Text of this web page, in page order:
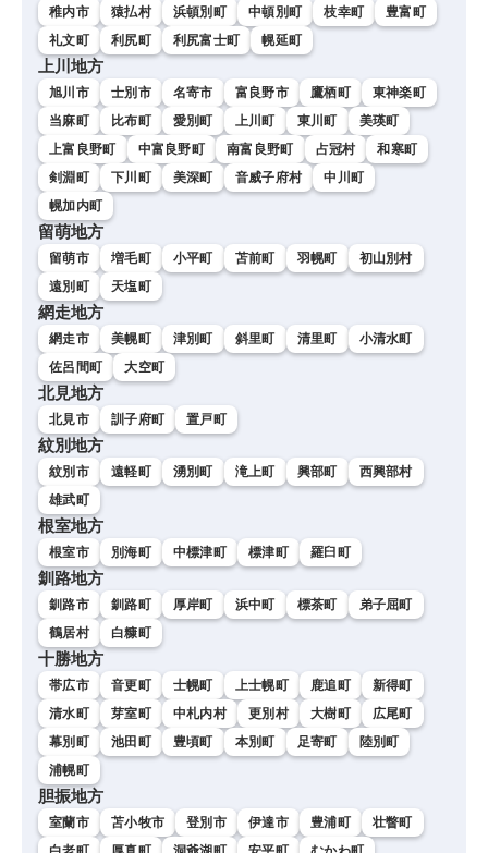
稚内市 猿払村 浜頓別町 中頓別町 枝幸町
豊富町
礼文町
利尻町 利尻富士町 幌延町
上川地方
旭川市 士別市 名寄市 富良野市 鷹栖町
東神楽町
当麻町
比布町 愛別町 上川町 東川町
美瑛町
上富良野町
中富良野町 南富良野町 占冠村
和寒町
剣淵町
下川町 美深町 音威子府村
中川町
幌加内町
留萌地方
留萌市 増毛町 小平町 苫前町 羽幌町
初山別村
遠別町
天塩町
網走地方
網走市 美幌町 津別町 斜里町 清里町
小清水町
佐呂間町
大空町
北見地方
北見市 訓子府町 置戸町
紋別地方
紋別市 遠軽町 湧別町 滝上町 興部町
西興部村
雄武町
根室地方
根室市 別海町 中標津町 標津町 羅臼町
釧路地方
釧路市 釧路町 厚岸町 浜中町 標茶町
弟子屈町
鶴居村
白糠町
十勝地方
帯広市 音更町 士幌町 上士幌町 鹿追町
新得町
清水町
芽室町 中札内村 更別村 大樹町
広尾町
幕別町
池田町 豊頃町 本別町 足寄町
陸別町
浦幌町
胆振地方
室蘭市 苫小牧市 登別市 伊達市 豊浦町
壮瞥町